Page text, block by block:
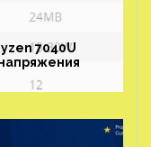
7040U